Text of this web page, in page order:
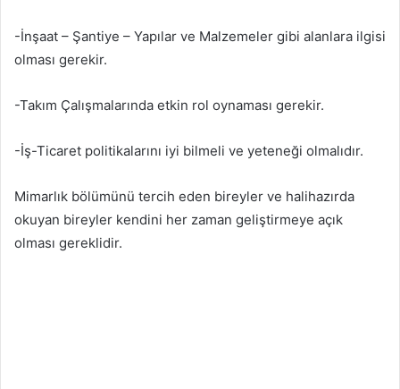
-İnşaat – Şantiye – Yapılar ve Malzemeler gibi alanlara ilgisi
olması gerekir.
-Takım Çalışmalarında etkin rol oynaması gerekir.
-İş-Ticaret politikalarını iyi bilmeli ve yeteneği olmalıdır.
Mimarlık bölümünü tercih eden bireyler ve halihazırda
okuyan bireyler kendini her zaman geliştirmeye açık
olması gereklidir.